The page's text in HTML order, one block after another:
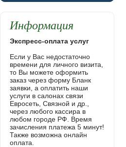
Информация
Экспресс-оплата услуг
Если у Вас недостаточно
времени для личного визита,
то Вы можете оформить
заказ через форму Бланк
заявки, а оплатить наши
услуги в салонах связи
Евросеть, Связной и др.,
через любого кассира в
любом городе РФ. Время
зачисления платежа 5 минут!
Также возможна онлайн
оплата.